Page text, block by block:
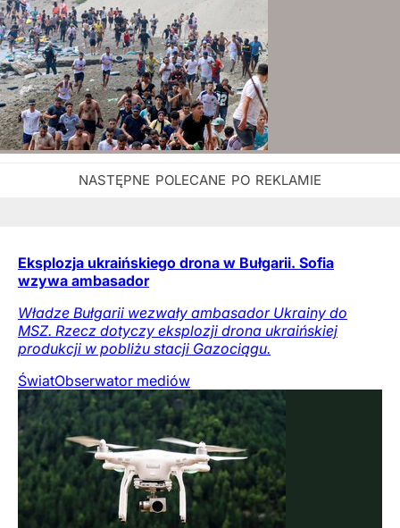
Eksplozja ukraińskiego drona w Bułgarii. Sofia
wzywa ambasador
Władze Bułgarii wezwały ambasador Ukrainy do
MSZ. Rzecz dotyczy eksplozji drona ukraińskiej
produkcji w pobliżu stacji Gazociągu.
ŚwiatObserwator mediów